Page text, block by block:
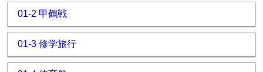
01-2 甲鶴戦
01-3 修学旅行